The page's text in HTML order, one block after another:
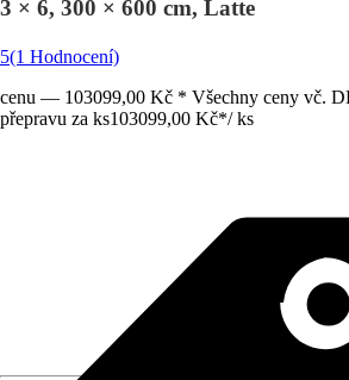
3 × 6, 300 × 600 cm, Latte
5(1 Hodnocení)
cenu — 103099,00 Kč * Všechny ceny vč.
přepravu za ks103099,00 Kč*/ ks